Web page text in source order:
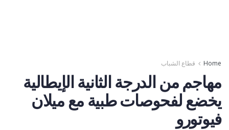
Home قطاع الشباب
مهاجم من الدرجة الثانية الإيطالية
يخضع لفحوصات طبية مع ميلان
فيوتورو